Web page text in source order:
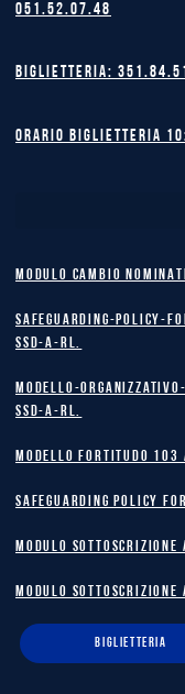
051.52.07.48
Biglietteria:
Orario biglietteria
MODULO CAMBIO
safeguarding-policy-
SSD-A-RL.
Modello-
SSD-A-RL.
MODELLO FORTITUDO 103
safeguarding policy
MODULO
MODULO
BIGLIETTERIA